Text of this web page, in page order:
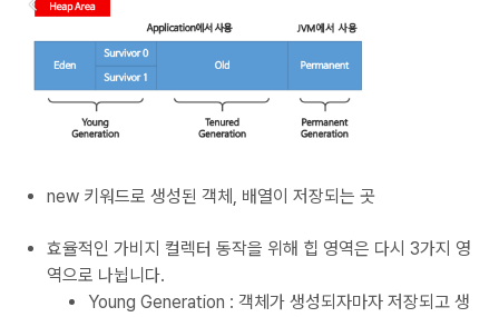
new 키워드로 생성된 객체, 배열이 저장되는 곳
효율적인 가비지 컬렉터 동작을 위해 힙 영역은 다시 3가지 영
역으로 나뉩니다.
Young Generation : 객체가 생성되자마자 저장되고 생